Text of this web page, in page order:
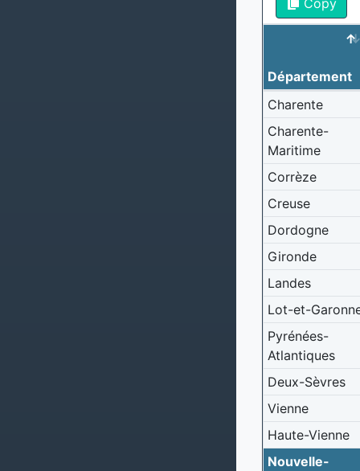
Copy
Département
Charente
Charente-
Maritime
Corrèze
Creuse
Dordogne
Gironde
Landes
Lot-et-
Pyrénées-
Atlantiques
Deux-Sèvres
Vienne
Haute-Vienne
Nouvelle-